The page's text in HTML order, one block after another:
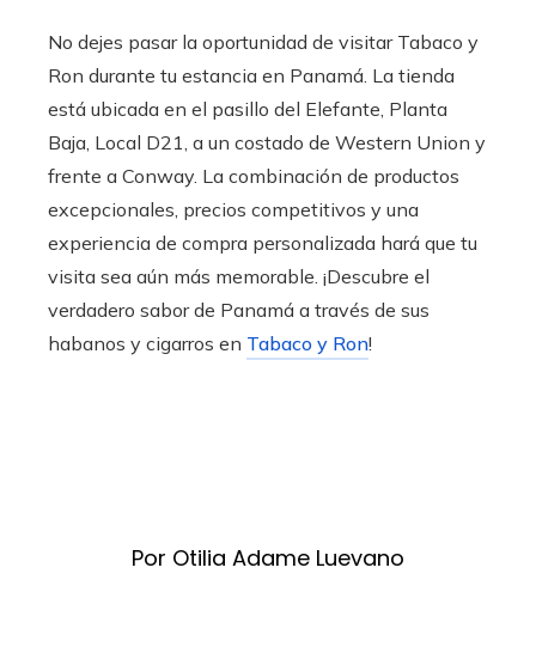
No dejes pasar la oportunidad de visitar Tabaco y
Ron durante tu estancia en Panamá. La tienda
está ubicada en el pasillo del Elefante, Planta
Baja, Local D21, a un costado de Western Union y
frente a Conway. La combinación de productos
excepcionales, precios competitivos y una
experiencia de compra personalizada hará que tu
visita sea aún más memorable. ¡Descubre el
verdadero sabor de Panamá a través de sus
habanos y cigarros en Tabaco y Ron!
Por Otilia Adame Luevano